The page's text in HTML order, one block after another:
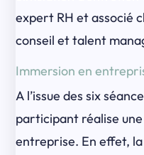
expert RH et associé
conseil et talent
Immersion en
A l’issue des six
participant réalise une
entreprise. En effet,